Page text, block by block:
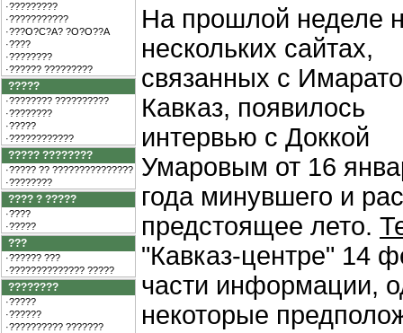
·?????????
·???????????
·???O?C?A? ?O?O??A
·????
·????????
·?????? ?????????
?????
·???????? ??????????
·????????
·?????
·????????????
????? ????????
·????? ?? ???????????????
·????????
???? ? ?????
·????
·?????
???
·?????? ???
·?????????????? ?????
????????
·?????
·??????
·?????????? ???????
На прошлой неделе
нескольких сайтах,
связанных с
Кавказ, появилось
интервью с Доккой
Умаровым от 16
года минувшего и
предстоящее лето.
"Кавказ-центре" 14
части информации,
некоторые